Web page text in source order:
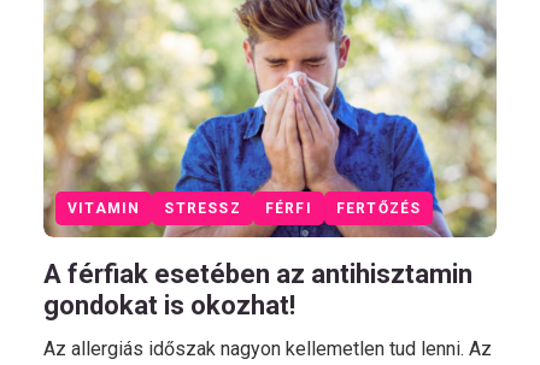
VITAMIN STRESSZ FÉRFI FERTŐZÉS
A férfiak esetében az antihisztamin
gondokat is okozhat!
Az allergiás időszak nagyon kellemetlen tud lenni. Az